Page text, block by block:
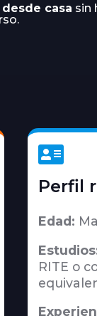
desde casa sin

Perfil
Edad:
RITE o